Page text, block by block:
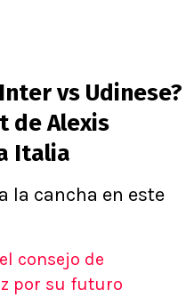
vs Udinese?
de Alexis
Italia
la cancha en este
consejo de
por su futuro